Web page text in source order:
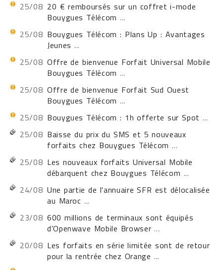
25/08 20 € remboursés sur un coffret i-mode
Bouygues Télécom ...
25/08 Bouygues Télécom : Plans Up : Avantages
Jeunes ...
25/08 Offre de bienvenue Forfait Universal Mobile
Bouygues Télécom ...
25/08 Offre de bienvenue Forfait Sud Ouest
Bouygues Télécom ...
25/08 Bouygues Télécom : 1h offerte sur Spot ...
25/08 Baisse du prix du SMS et 5 nouveaux
forfaits chez Bouygues Télécom ...
25/08 Les nouveaux forfaits Universal Mobile
débarquent chez Bouygues Télécom ...
24/08 Une partie de l'annuaire SFR est délocalisée
au Maroc ...
23/08 600 millions de terminaux sont équipés
d'Openwave Mobile Browser ...
20/08 Les forfaits en série limitée sont de retour
pour la rentrée chez Orange ...